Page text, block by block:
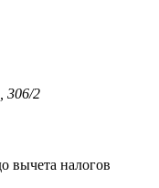
306/2
вычета налогов